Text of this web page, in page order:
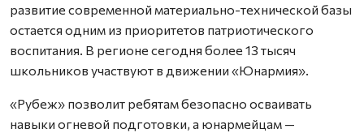
развитие современной материально-технической базы
остается одним из приоритетов патриотического
воспитания. В регионе сегодня более 13 тысяч
школьников участвуют в движении «Юнармия».
«Рубеж» позволит ребятам безопасно осваивать
навыки огневой подготовки, а юнармейцам —